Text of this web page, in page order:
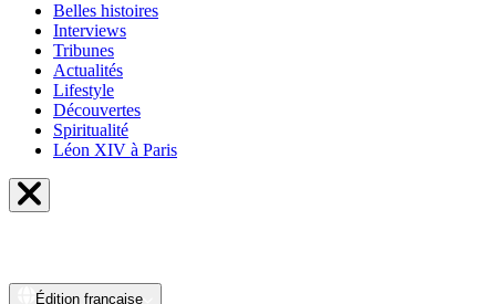
Belles histoires
Interviews
Tribunes
Actualités
Lifestyle
Découvertes
Spiritualité
Léon XIV à Paris
Édition française